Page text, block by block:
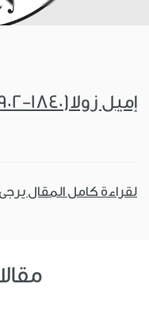
إميل زولا(1840-1902)-فرنسا
لقراءة كامل المقال